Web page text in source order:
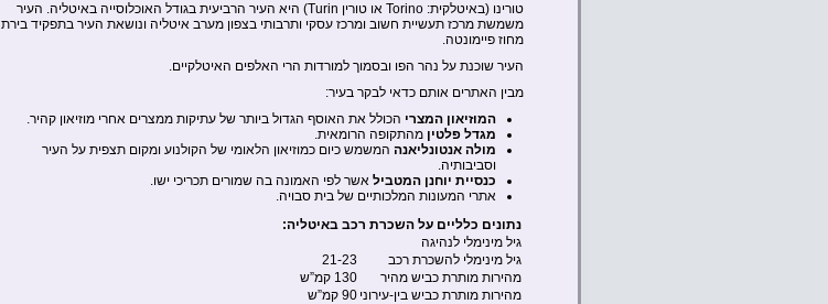
טורינו (באיטלקית: Torino או טורין Turin) היא העיר הרביעית בגודל האוכלוסייה באיטליה. העיר
משמשת מרכז תעשיית חשוב ומרכז עסקי ותרבותי בצפון מערב איטליה ונושאת העיר בתפקיד בירת
מחוז פיימונטה.
העיר שוכנת על נהר הפו ובסמוך למורדות הרי האלפים האיטלקיים.
מבין האתרים אותם כדאי לבקר בעיר:
המוזיאון המצרי הכולל את האוסף הגדול ביותר של עתיקות ממצרים אחרי מוזיאון קהיר.
מגדל פלטין מהתקופה הרומאית.
מולה אנטונליאנה המשמש כיום כמוזיאון הלאומי של הקולנוע ומקום תצפית על העיר
וסביבותיה.
כנסיית יוחנן המטביל אשר לפי האמונה בה שמורים תכריכי ישו.
אתרי המעונות המלכותיים של בית סבויה.
נתונים כלליים על השכרת רכב באיטליה:
גיל מינימלי לנהיגה
גיל מינימלי להשכרת רכב
21-23
מהירות מותרת כביש מהיר
130 קמ”ש
מהירות מותרת כביש בין-עירוני 90 קמ”ש